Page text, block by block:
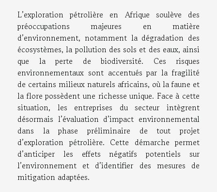
L’exploration pétrolière en Afrique soulève des
préoccupations majeures en matière
d’environnement, notamment la dégradation des
écosystèmes, la pollution des sols et des eaux, ainsi
que la perte de biodiversité. Ces risques
environnementaux sont accentués par la fragilité
de certains milieux naturels africains, où la faune et
la flore possèdent une richesse unique. Face à cette
situation, les entreprises du secteur intègrent
désormais l’évaluation d’impact environnemental
dans la phase préliminaire de tout projet
d’exploration pétrolière. Cette démarche permet
d’anticiper les effets négatifs potentiels sur
l’environnement et d’identifier des mesures de
mitigation adaptées.